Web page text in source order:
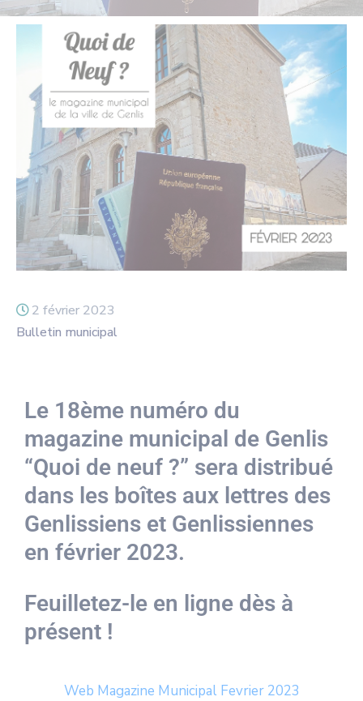
2 février 2023
Bulletin municipal
Le 18ème numéro du
magazine municipal de Genlis
“Quoi de neuf ?” sera distribué
dans les boîtes aux lettres des
Genlissiens et Genlissiennes
en février 2023.
Feuilletez-le en ligne dès à
présent !
Web Magazine Municipal Fevrier 2023